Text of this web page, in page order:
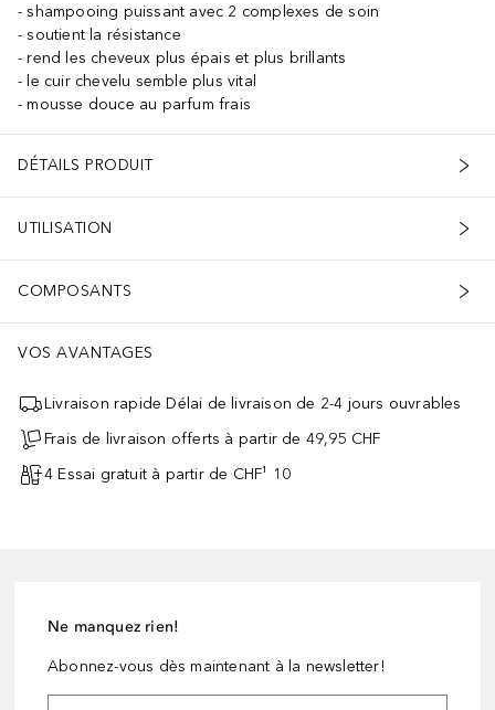
shampooing puissant avec 2 complexes de soin
soutient la résistance
rend les cheveux plus épais et plus brillants
le cuir chevelu semble plus vital
mousse douce au parfum frais
DÉTAILS PRODUIT
UTILISATION
COMPOSANTS
VOS AVANTAGES
Livraison rapide Délai de livraison de 2-4 jours ouvrables
Frais de livraison offerts à partir de 49,95 CHF
4 Essai gratuit à partir de CHF¹ 10
Ne manquez rien!
Abonnez-vous dès maintenant à la newsletter!